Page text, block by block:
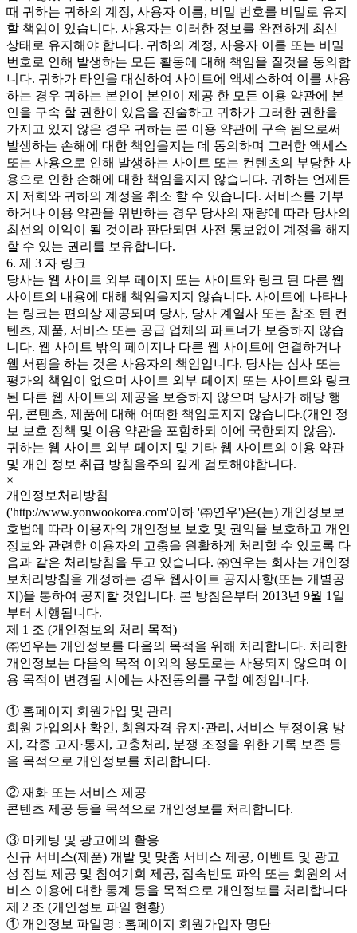
때 귀하는 귀하의 계정, 사용자 이름, 비밀 번호를 비밀로 유지
할 책임이 있습니다. 사용자는 이러한 정보를 완전하게 최신
상태로 유지해야 합니다. 귀하의 계정, 사용자 이름 또는 비밀
번호로 인해 발생하는 모든 활동에 대해 책임을 질것을 동의합
니다. 귀하가 타인을 대신하여 사이트에 액세스하여 이를 사용
하는 경우 귀하는 본인이 본인이 제공 한 모든 이용 약관에 본
인을 구속 할 권한이 있음을 진술하고 귀하가 그러한 권한을
가지고 있지 않은 경우 귀하는 본 이용 약관에 구속 됨으로써
발생하는 손해에 대한 책임을지는 데 동의하며 그러한 액세스
또는 사용으로 인해 발생하는 사이트 또는 컨텐츠의 부당한 사
용으로 인한 손해에 대한 책임을지지 않습니다. 귀하는 언제든
지 저희와 귀하의 계정을 취소 할 수 있습니다. 서비스를 거부
하거나 이용 약관을 위반하는 경우 당사의 재량에 따라 당사의
최선의 이익이 될 것이라 판단되면 사전 통보없이 계정을 해지
할 수 있는 권리를 보유합니다.
6. 제 3 자 링크
당사는 웹 사이트 외부 페이지 또는 사이트와 링크 된 다른 웹
사이트의 내용에 대해 책임을지지 않습니다. 사이트에 나타나
는 링크는 편의상 제공되며 당사, 당사 계열사 또는 참조 된 컨
텐츠, 제품, 서비스 또는 공급 업체의 파트너가 보증하지 않습
니다. 웹 사이트 밖의 페이지나 다른 웹 사이트에 연결하거나
웹 서핑을 하는 것은 사용자의 책임입니다. 당사는 심사 또는
평가의 책임이 없으며 사이트 외부 페이지 또는 사이트와 링크
된 다른 웹 사이트의 제공을 보증하지 않으며 당사가 해당 행
위, 콘텐츠, 제품에 대해 어떠한 책임도지지 않습니다.(개인 정
보 보호 정책 및 이용 약관을 포함하되 이에 국한되지 않음).
귀하는 웹 사이트 외부 페이지 및 기타 웹 사이트의 이용 약관
및 개인 정보 취급 방침을주의 깊게 검토해야합니다.
×
개인정보처리방침
('http://www.yonwookorea.com'이하 '㈜연우')은(는) 개인정보보
호법에 따라 이용자의 개인정보 보호 및 권익을 보호하고 개인
정보와 관련한 이용자의 고충을 원활하게 처리할 수 있도록 다
음과 같은 처리방침을 두고 있습니다. ㈜연우는 회사는 개인정
보처리방침을 개정하는 경우 웹사이트 공지사항(또는 개별공
지)을 통하여 공지할 것입니다. 본 방침은부터 2013년 9월 1일
부터 시행됩니다.
제 1 조 (개인정보의 처리 목적)
㈜연우는 개인정보를 다음의 목적을 위해 처리합니다. 처리한
개인정보는 다음의 목적 이외의 용도로는 사용되지 않으며 이
용 목적이 변경될 시에는 사전동의를 구할 예정입니다.
① 홈페이지 회원가입 및 관리
회원 가입의사 확인, 회원자격 유지·관리, 서비스 부정이용 방
지, 각종 고지·통지, 고충처리, 분쟁 조정을 위한 기록 보존 등
을 목적으로 개인정보를 처리합니다.
② 재화 또는 서비스 제공
콘텐츠 제공 등을 목적으로 개인정보를 처리합니다.
③ 마케팅 및 광고에의 활용
신규 서비스(제품) 개발 및 맞춤 서비스 제공, 이벤트 및 광고
성 정보 제공 및 참여기회 제공, 접속빈도 파악 또는 회원의 서
비스 이용에 대한 통계 등을 목적으로 개인정보를 처리합니다
제 2 조 (개인정보 파일 현황)
① 개인정보 파일명 : 홈페이지 회원가입자 명단